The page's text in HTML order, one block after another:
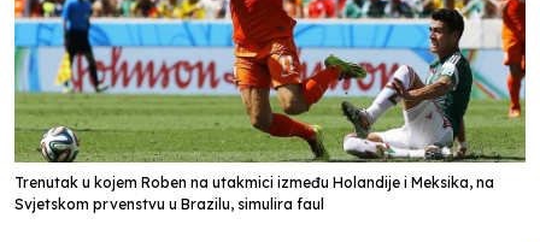
Trenutak u kojem Roben na utakmici između Holandije i Meksika, na
Svjetskom prvenstvu u Brazilu, simulira faul